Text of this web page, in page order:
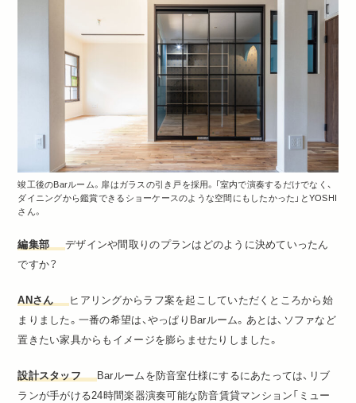
竣工後のBarルーム。扉はガラスの引き戸を採用。「室内で演奏するだけでなく、
ダイニングから鑑賞できるショーケースのような空間にもしたかった」とYOSHI
さん。
編集部
デザインや間取りのプランはどのように決めていったん
ですか？
ANさん
ヒアリングからラフ案を起こしていただくところから始
まりました。一番の希望は、やっぱりBarルーム。あとは、ソファなど
置きたい家具からもイメージを膨らませたりしました。
設計スタッフ
Barルームを防音室仕様にするにあたっては、リブ
ランが手がける24時間楽器演奏可能な防音賃貸マンション「ミュー